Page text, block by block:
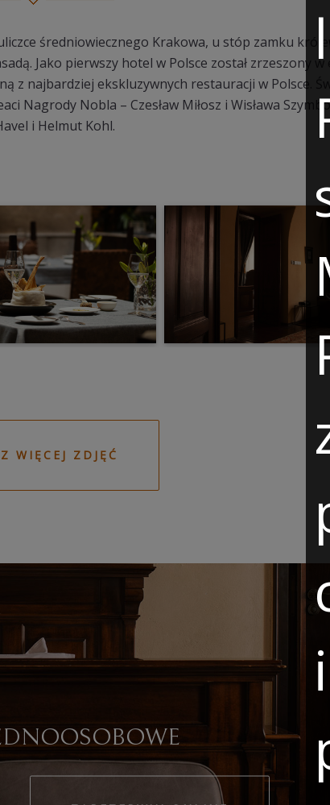
średniowiecznego Krakowa, u stóp zamku
Jako pierwszy hotel w Polsce został zrzeszony
z najbardziej ekskluzywnych restauracji w Polsce.
Nagrody Nobla – Czesław Miłosz i Wisława
i Helmut Kohl.
WIĘCEJ ZDJĘĆ
DWUOSOBOWE